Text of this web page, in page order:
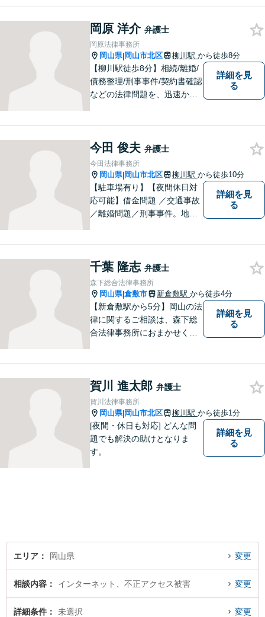
とを大切にしています。
岡原 洋介 弁護士
岡原法律事務所
岡山県|岡山市北区 柳川駅 から徒歩8分
【柳川駅徒歩8分】相続/離婚/
債務整理/刑事事件/契約書確認
などの法律問題を、迅速かつ
軽にご相談ください。【出張
相談対応可能】
詳細を見
る
今田 俊夫 弁護士
今田法律事務所
岡山県|岡山市北区 柳川駅 から徒歩10分
【駐車場有り】【夜間休日対
応可能】借金問題 ／交通事故
／離婚問題／刑事事件。地域
軽にご相談ください。
詳細を見
る
千葉 隆志 弁護士
森下総合法律事務所
岡山県|倉敷市 新倉敷駅 から徒歩4分
【新倉敷駅から5分】岡山の法
律に関するご相談は、森下総
合法律事務所におまかせくだ
詳細を見
る
賀川 進太郎 弁護士
賀川法律事務所
岡山県|岡山市北区 柳川駅 から徒歩1分
[夜間・休日も対応] どんな問
題でも解決の助けとなりま
す。
詳細を見
る
エリア 岡山県 変更
相談内容 インターネット、不正アクセス被害 変更
詳細条件 未選択 変更